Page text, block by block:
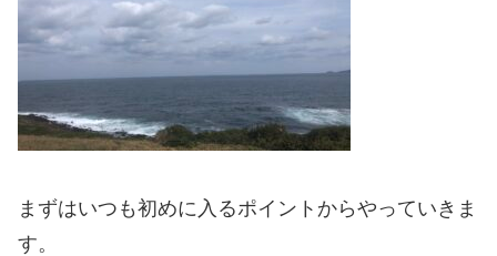
まずはいつも初めに入るポイントからやっていきま
す。